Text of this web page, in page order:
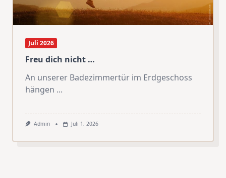
Juli 2026
Freu dich nicht …
An unserer Badezimmertür im Erdgeschoss
hängen ...
Admin Juli 1, 2026